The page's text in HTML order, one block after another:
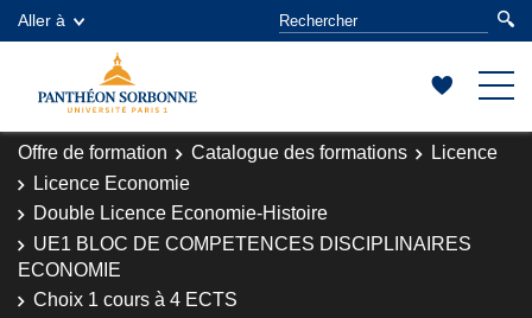
Aller à
Offre de formation Catalogue des formations
Licence
Licence Economie
Double Licence Economie-Histoire
UE1 BLOC DE COMPETENCES DISCIPLINAIRES
ECONOMIE
Choix 1 cours à 4 ECTS